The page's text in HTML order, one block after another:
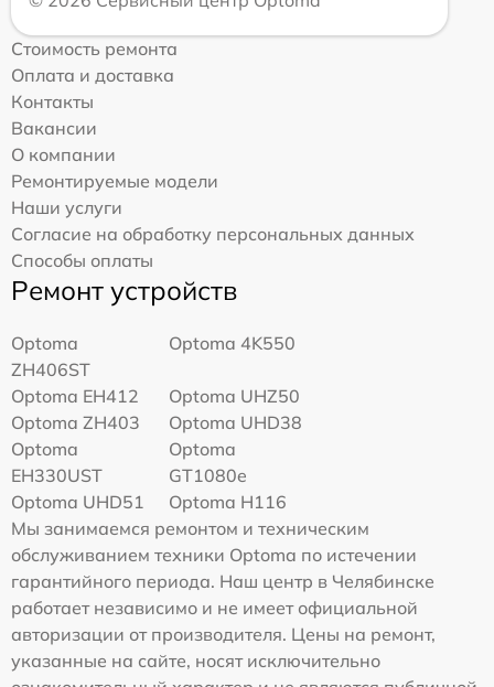
Стоимость ремонта
Оплата и доставка
Контакты
Вакансии
О компании
Ремонтируемые модели
Наши услуги
Согласие на обработку персональных данных
Способы оплаты
Ремонт устройств
Optoma
ZH406ST
Optoma 4K550
Optoma EH412
Optoma UHZ50
Optoma ZH403
Optoma UHD38
Optoma
EH330UST
Optoma
GT1080e
Optoma UHD51
Optoma H116
Мы занимаемся ремонтом и техническим
обслуживанием техники Optoma по истечении
гарантийного периода. Наш центр в Челябинске
работает независимо и не имеет официальной
авторизации от производителя. Цены на ремонт,
указанные на сайте, носят исключительно